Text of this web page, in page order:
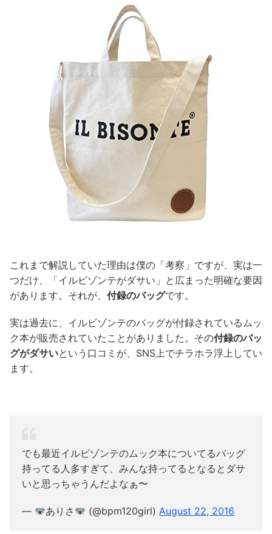
これまで解説していた理由は僕の「考察」ですが、実は一
つだけ、「イルビゾンテがダサい」と広まった明確な要因
があります。それが、 付録のバッグです。
実は過去に、イルビゾンテのバッグが付録されているムッ
ク本が販売されていたことがありました。その付録のバッ
グがダサいという口コミが、SNS上でチラホラ浮上してい
ます。
でも最近イルビゾンテのムック本についてるバッグ
持ってる人多すぎて、みんな持ってるとなるとダサ
いと思っちゃうんだよなぁ〜
— ありさ (@bpm120girl) August 22, 2016